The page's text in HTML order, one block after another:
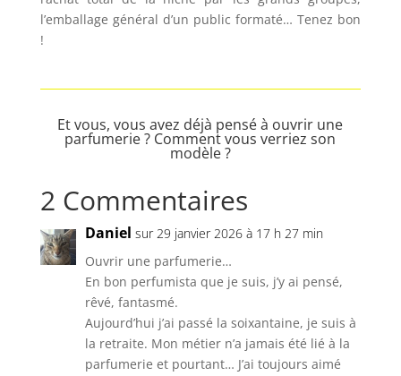
l’emballage général d’un public formaté… Tenez bon
!
Et vous, vous avez déjà pensé à ouvrir une
parfumerie ? Comment vous verriez son
modèle ?
2 Commentaires
Daniel sur 29 janvier 2026 à 17 h 27 min
Ouvrir une parfumerie…
En bon perfumista que je suis, j’y ai pensé,
rêvé, fantasmé.
Aujourd’hui j’ai passé la soixantaine, je suis à
la retraite. Mon métier n’a jamais été lié à la
parfumerie et pourtant… J’ai toujours aimé